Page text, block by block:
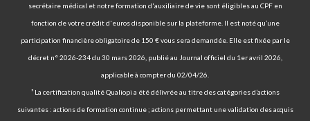
secrétaire médical et notre formation d'auxiliaire de vie sont éligibles au CPF en
fonction de votre crédit d'euros disponible sur la plateforme. Il est noté qu’une
participation financière obligatoire de 150 € vous sera demandée. Elle est fixée par le
décret n° 2026-234 du 30 mars 2026, publié au Journal officiel du 1er avril 2026,
applicable à compter du 02/04/26.
³ La certification qualité Qualiopi a été délivrée au titre des catégories d’actions
suivantes : actions de formation continue ; actions permettant une validation des acquis